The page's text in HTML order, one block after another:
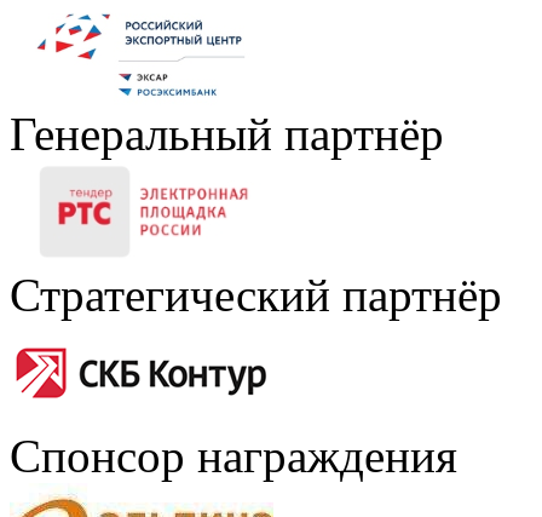
Генеральный партнёр
Стратегический партнёр
Спонсор награждения